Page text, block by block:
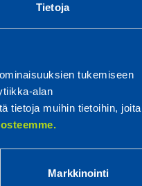
Tietoja
tukemiseen
alan
tietoja muihin tietoihin, joita
Markkinointi